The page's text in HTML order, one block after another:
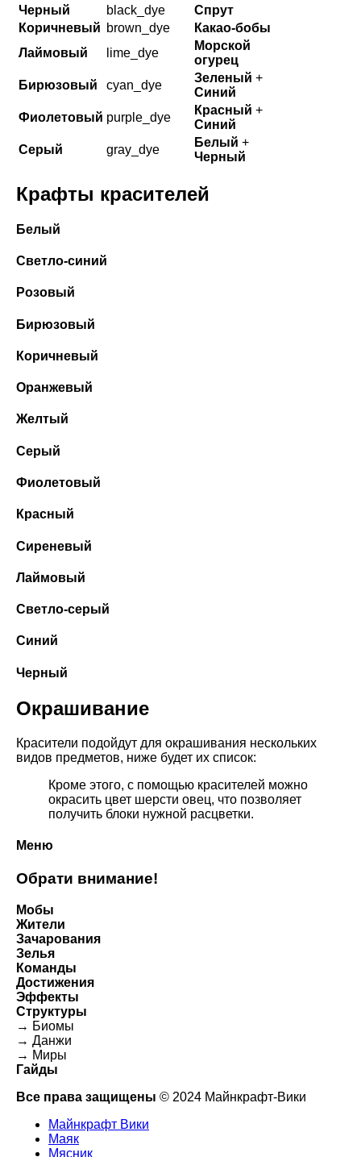
Черный
black_dye
Спрут
Коричневый brown_dye
Какао-бобы
Лаймовый
lime_dye
Морской
огурец
Бирюзовый
cyan_dye
Зеленый +
Синий
Фиолетовый purple_dye
Красный +
Синий
Серый
gray_dye
Белый +
Черный
Крафты красителей
Белый
Светло-синий
Розовый
Бирюзовый
Коричневый
Оранжевый
Желтый
Серый
Фиолетовый
Красный
Сиреневый
Лаймовый
Светло-серый
Синий
Черный
Окрашивание
Красители подойдут для окрашивания нескольких
видов предметов, ниже будет их список:
Кроме этого, с помощью красителей можно
окрасить цвет шерсти овец, что позволяет
получить блоки нужной расцветки.
Меню
Обрати внимание!
Мобы
Жители
Зачарования
Зелья
Команды
Достижения
Эффекты
Структуры
→ Биомы
→ Данжи
→ Миры
Гайды
Все права защищены © 2024 Майнкрафт-Вики
Майнкрафт Вики
Маяк
Мясник